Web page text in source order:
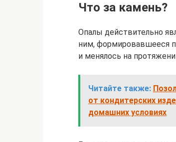
Что за камень?
Опалы действительно
ним, формировавшееся
и менялось на
Читайте также:
от кондитерских
домашних условиях